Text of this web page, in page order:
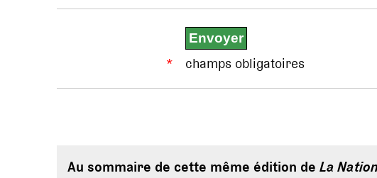
* champs obligatoires
Au sommaire de cette même édition de La Nation